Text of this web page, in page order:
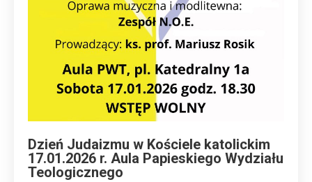
Dzień Judaizmu w Kościele katolickim
17.01.2026 r. Aula Papieskiego Wydziału
Teologicznego